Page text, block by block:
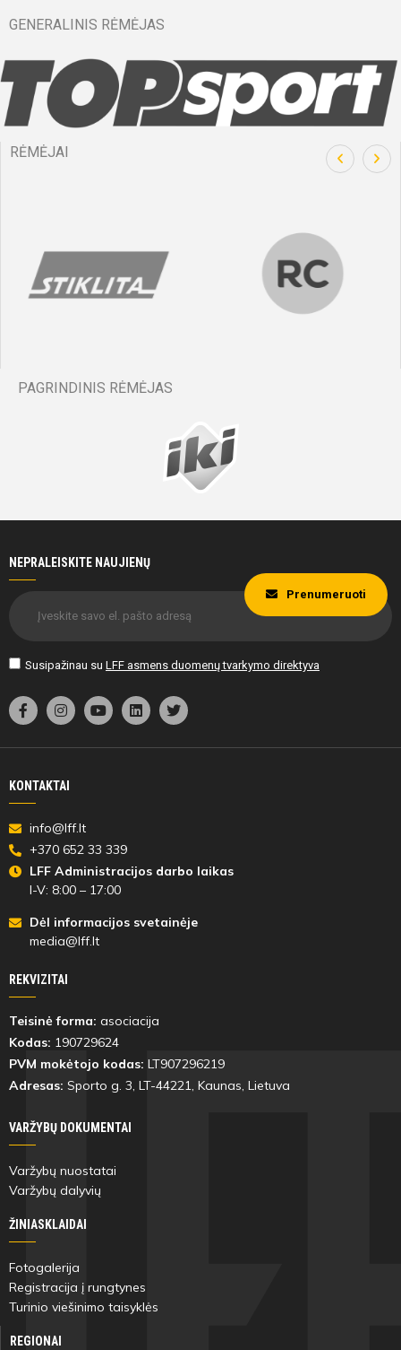
GENERALINIS RĖMĖJAS
RĖMĖJAI
PAGRINDINIS RĖMĖJAS
NEPRALEISKITE NAUJIENŲ
Susipažinau su LFF asmens duomenų tvarkymo direktyva
Prenumeruoti
KONTAKTAI
info@lff.lt
+370 652 33 339
LFF Administracijos darbo laikas
I-V: 8:00 – 17:00
Dėl informacijos svetainėje
media@lff.lt
REKVIZITAI
Teisinė forma: asociacija
Kodas: 190729624
PVM mokėtojo kodas: LT907296219
Adresas: Sporto g. 3, LT-44221, Kaunas, Lietuva
VARŽYBŲ DOKUMENTAI
Varžybų nuostatai
Varžybų dalyvių
ŽINIASKLAIDAI
Fotogalerija
Registracija į rungtynes
Turinio viešinimo taisyklės
REGIONAI